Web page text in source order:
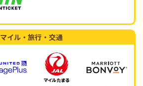
マイル・旅行・交通